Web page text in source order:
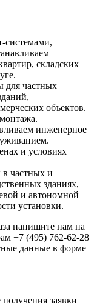
системами,
складских
для частных
объектов.
инженерное
и условиях
частных и
зданиях,
и автономной
установки.
напишите нам на
+7 (495) 762-62-28
данные в форме
заявки